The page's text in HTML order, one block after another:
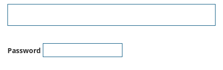
Password